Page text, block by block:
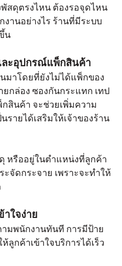
สดุตรงไหน ต้องรอจุดไหน
านอย่างไร ร้านที่มีระบบ
น
ะอุปกรณ์แพ็กสินค้า
มาโดยที่ยังไม่ได้แพ็กของ
กล่อง ซองกันกระแทก เทป
สินค้า จะช่วยเพิ่มความ
รายได้เสริมให้เจ้าของร้าน
หรืออยู่ในตำแหน่งที่ลูกค้า
ะจัดกระจาย เพราะจะทำให้
ใจง่าย
มพนักงานทันที การมีป้าย
ลูกค้าเข้าใจบริการได้เร็ว